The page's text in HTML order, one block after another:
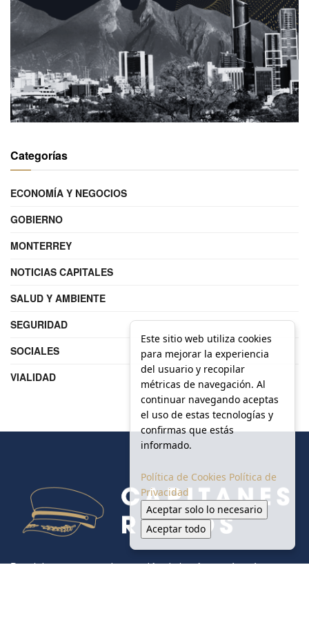
Categorías
ECONOMÍA Y NEGOCIOS
GOBIERNO
MONTERREY
NOTICIAS CAPITALES
SALUD Y AMBIENTE
SEGURIDAD
SOCIALES
VIALIDAD
Portal de noticias creado para difundir la información más
Este sitio web utiliza cookies
para mejorar la experiencia
del usuario y recopilar
métricas de navegación. Al
continuar navegando aceptas
el uso de estas tecnologías y
confirmas que estás
informado.
Política de Cookies Política de
Privacidad
Aceptar solo lo necesario
Aceptar todo